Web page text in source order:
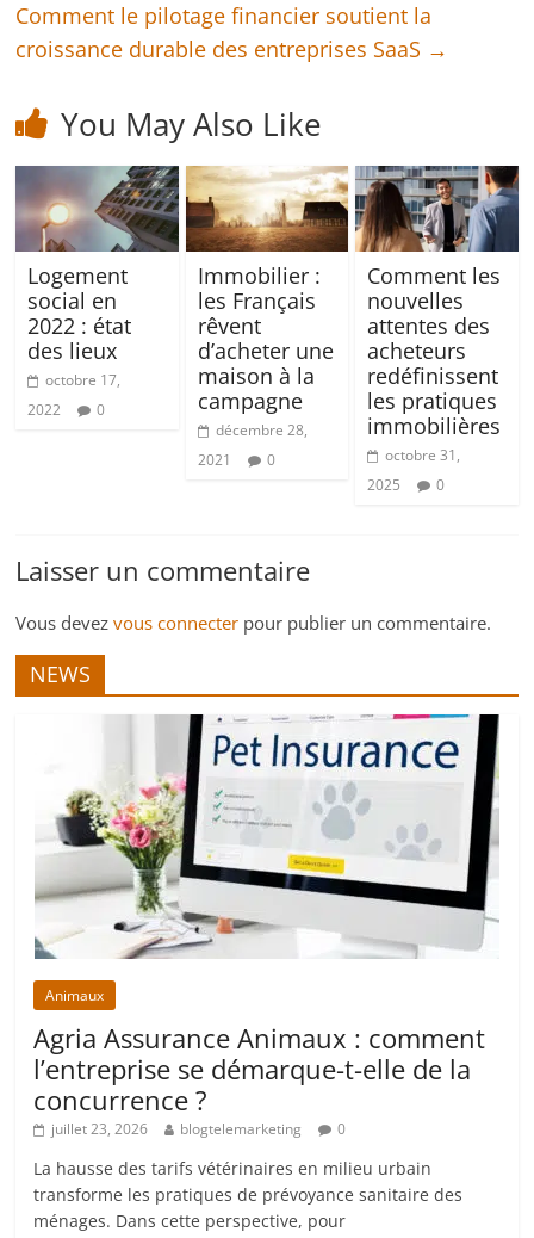
Comment le pilotage financier soutient la
croissance durable des entreprises SaaS →
You May Also Like
Logement
social en
2022 : état
des lieux
octobre 17,
2022
0
Immobilier :
les Français
rêvent
d’acheter une
maison à la
campagne
décembre 28,
2021
0
Comment les
nouvelles
attentes des
acheteurs
redéfinissent
les pratiques
immobilières
octobre 31,
2025
0
Laisser un commentaire
Vous devezvous connecter pour publier un commentaire.
NEWS
Animaux
Agria Assurance Animaux : comment
l’entreprise se démarque-t-elle de la
concurrence ?
juillet 23, 2026 blogtelemarketing 0
La hausse des tarifs vétérinaires en milieu urbain
transforme les pratiques de prévoyance sanitaire des
ménages. Dans cette perspective, pour